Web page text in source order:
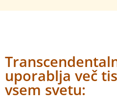
uporablja več
vsem svetu: